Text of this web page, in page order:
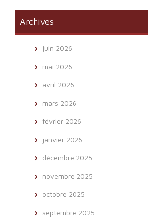
Archives
juin 2026
mai 2026
avril 2026
mars 2026
février 2026
janvier 2026
décembre 2025
novembre 2025
octobre 2025
septembre 2025